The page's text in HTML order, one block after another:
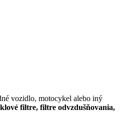
vozidlo, motocykel alebo iný
filtre, filtre odvzdušňovania,